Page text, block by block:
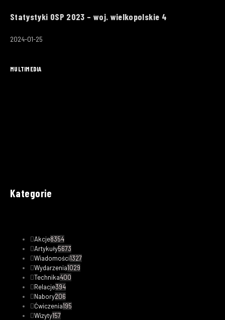
Statystyki OSP 2023 – woj. wielkopolskie 4
2024-01-25
MULTIMEDIA
Kategorie
Akcje8354
Artykuły5673
Wiadomości1327
Wydarzenia1029
Technika400
Relacje394
Nabory206
Ćwiczenia195
Wizyty157